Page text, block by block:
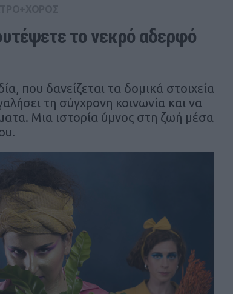
το νεκρό αδερφό
που δανείζεται τα δομικά στοιχεία
τη σύγχρονη κοινωνία και να
Μια ιστορία ύμνος στη ζωή μέσα